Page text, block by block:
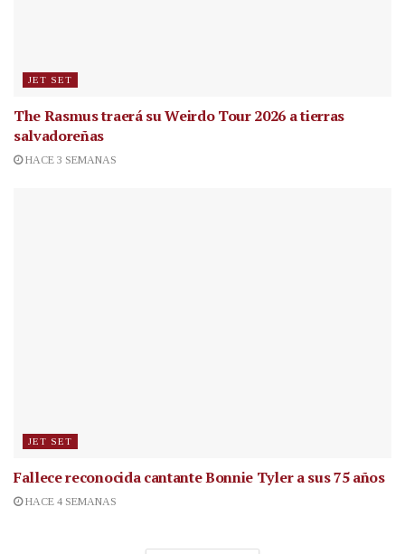
JET SET
The Rasmus traerá su Weirdo Tour 2026 a tierras
salvadoreñas
HACE 3 SEMANAS
JET SET
Fallece reconocida cantanteBonnie Tyler a sus 75 años
HACE 4 SEMANAS